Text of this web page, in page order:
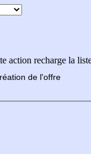
action recharge la
de l'offre